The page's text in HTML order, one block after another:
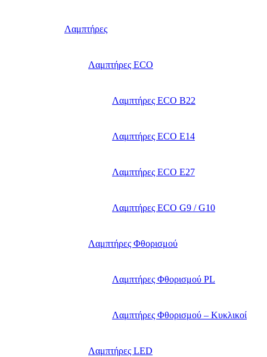
Λαμπτήρες
Λαμπτήρες ECO
Λαμπτήρες ECO B22
Λαμπτήρες ECO E14
Λαμπτήρες ECO E27
Λαμπτήρες ECO G9 / G10
Λαμπτήρες Φθορισμού
Λαμπτήρες Φθορισμού PL
Λαμπτήρες Φθορισμού – Κυκλικοί
Λαμπτήρες LED